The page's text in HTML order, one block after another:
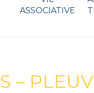
ASSOCIATIVE
–